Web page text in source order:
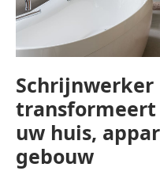
Schrijnwerker
uw huis,
gebouw